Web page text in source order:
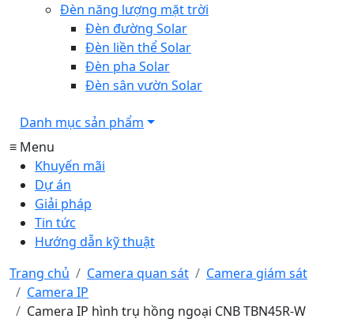
Đèn năng lượng mặt trời
Đèn đường Solar
Đèn liền thể Solar
Đèn pha Solar
Đèn sân vườn Solar
Danh mục sản phẩm
≡ Menu
Khuyến mãi
Dự án
Giải pháp
Tin tức
Hướng dẫn kỹ thuật
Trang chủ
Camera quan sát
Camera giám sát
Camera IP
Camera IP hình trụ hồng ngoại CNB TBN45R-W